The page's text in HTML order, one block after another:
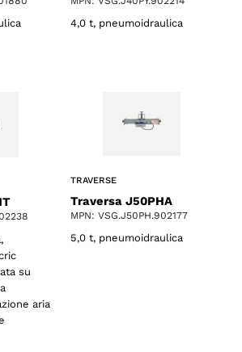
4,0 t, pneumoidraulica
su
aria
TRAVERSE
Traversa J50PHA
MPN: VSG.J50PH.902177
5,0 t, pneumoidraulica